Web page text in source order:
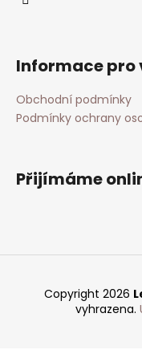
Informace pro
Obchodní podmínky
Podmínky ochrany
Přijímáme
Copyright 2026
vyhrazena.